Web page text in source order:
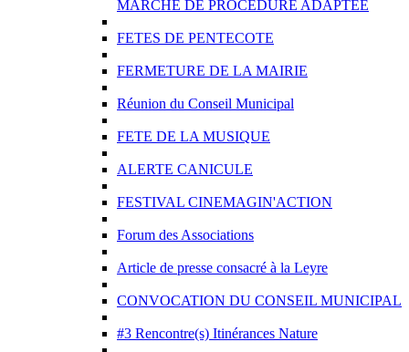
MARCHE DE PROCÉDURE ADAPTÉE
FETES DE PENTECOTE
FERMETURE DE LA MAIRIE
Réunion du Conseil Municipal
FETE DE LA MUSIQUE
ALERTE CANICULE
FESTIVAL CINEMAGIN'ACTION
Forum des Associations
Article de presse consacré à la Leyre
CONVOCATION DU CONSEIL MUNICIPAL
#3 Rencontre(s) Itinérances Nature